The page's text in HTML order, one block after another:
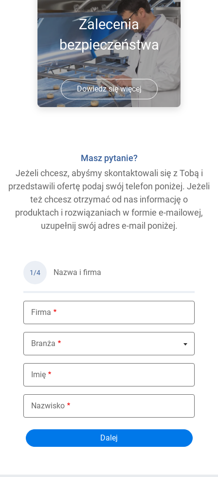
Zalecenia
bezpieczeństwa
Dowiedz się więcej
Masz pytanie?
Jeżeli chcesz, abyśmy skontaktowali się z Tobą i
przedstawili ofertę podaj swój telefon poniżej. Jeżeli
też chcesz otrzymać od nas informację o
produktach i rozwiązaniach w formie e-mailowej,
uzupełnij swój adres e-mail poniżej.
1/4 Nazwa i firma
Firma
Branża
Nothing selected
Imię
Nazwisko